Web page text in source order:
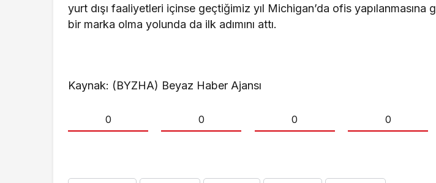
yurt dışı faaliyetleri içinse geçtiğimiz yıl Michigan’da ofis yapılanmasına
bir marka olma yolunda da ilk adımını attı.
Kaynak: (BYZHA) Beyaz Haber Ajansı
0 0 0 0